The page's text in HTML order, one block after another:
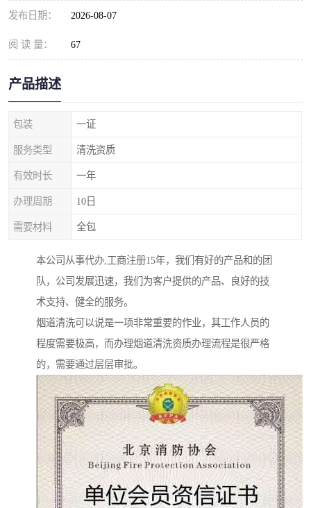
发布日期： 2026-08-07
阅 读 量： 67
产品描述
包装 一证
服务类型 清洗资质
有效时长 一年
办理周期 10日
需要材料 全包
本公司从事代办,工商注册15年，我们有好的产品和的团
队，公司发展迅速，我们为客户提供的产品、良好的技
术支持、健全的服务。
烟道清洗可以说是一项非常重要的作业，其工作人员的
程度需要极高，而办理烟道清洗资质办理流程是很严格
的，需要通过层层审批。